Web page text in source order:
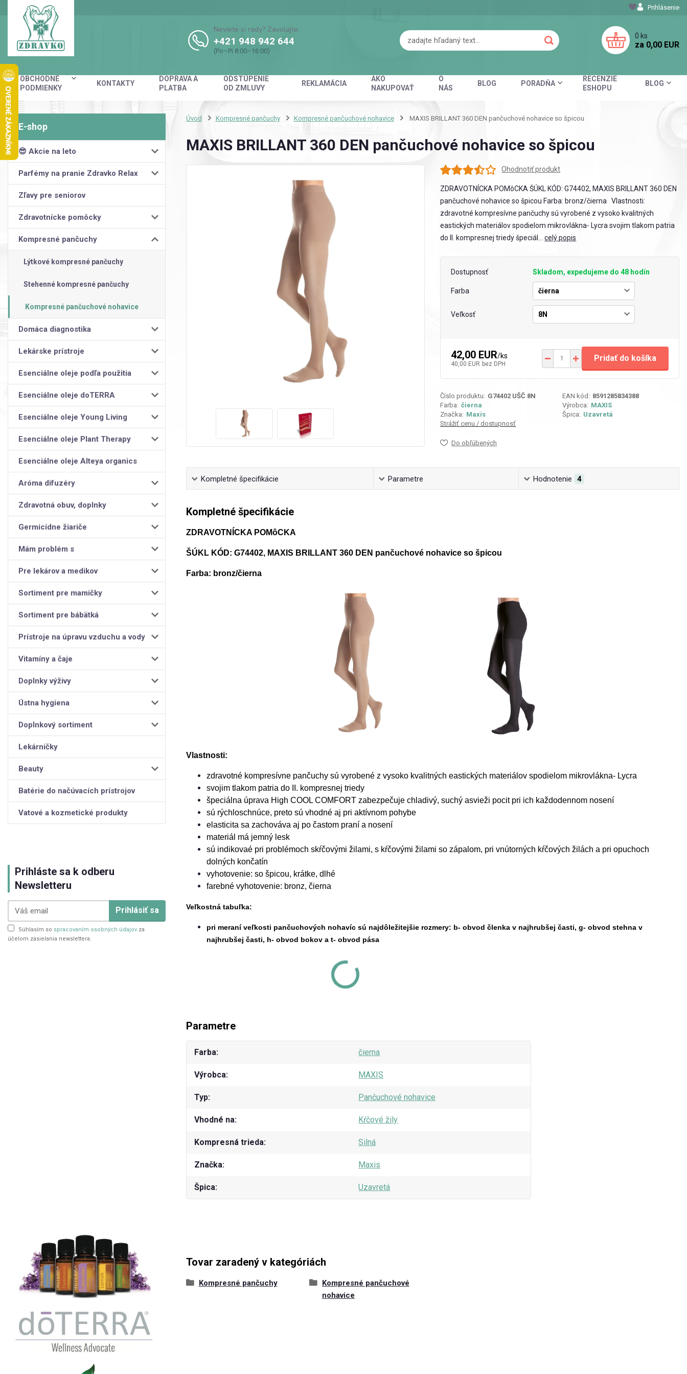
OBCHODNÉ
PODMIENKY
KONTAKTY
DOPRAVA A
PLATBA
ODSTÚPENIE
OD ZMLUVY
REKLAMÁCIA
AKO
NAKUPOVAŤ
O
NÁS
BLOG PORADŇA
RECENZIE
ESHOPU
BLOG
Prihlásenie
Neviete si rady? Zavolajte.
+421 948 942 644
(Po–Pi 8:00–16:00)
0 ks
za 0,00 EUR
😎 Akcie na leto
Parfémy na pranie Zdravko Relax
Zľavy pre seniorov
Zdravotnícke pomôcky
Kompresné pančuchy
Lýtkové kompresné pančuchy
Stehenné kompresné pančuchy
Kompresné pančuchové nohavice
Domáca diagnostika
Lekárske prístroje
Esenciálne oleje podľa použitia
Esenciálne oleje doTERRA
Esenciálne oleje Young Living
Esenciálne oleje Plant Therapy
Esenciálne oleje Alteya organics
Aróma difuzéry
Zdravotná obuv, doplnky
Germicídne žiariče
Mám problém s
Pre lekárov a medikov
Sortiment pre mamičky
Sortiment pre bábätká
Prístroje na úpravu vzduchu a vody
Vitamíny a čaje
Doplnky výživy
Ústna hygiena
Doplnkový sortiment
Lekárničky
Beauty
Batérie do načúvacích prístrojov
Vatové a kozmetické produkty
Prihláste sa k odberu
Newsletteru
Prihlásiť sa
Súhlasím so spracovaním osobných údajov za
účelom zasielania newslettera.
Úvod Kompresné pančuchy Kompresné pančuchové nohavice MAXIS BRILLANT 360 DEN pančuchové nohavice so špicou
MAXIS BRILLANT 360 DEN pančuchové nohavice so špicou
Ohodnotiť produkt
ZDRAVOTNÍCKA POMôCKA ŠÚKL KÓD: G74402, MAXIS BRILLANT 360 DEN
pančuchové nohavice so špicou Farba: bronz/čierna Vlastnosti:
zdravotné kompresívne pančuchy sú vyrobené z vysoko kvalitných
eastických materiálov spodielom mikrovlákna- Lycra svojim tlakom patria
do II. kompresnej triedy špeciál...celý popis
Dostupnosť Skladom, expedujeme do 48 hodín
Farba
Veľkosť
42,00 EUR/ks
40,00 EUR bez DPH
Pridať do košíka
Číslo produktu: G74402 UŠČ 8N EAN kód: 8591285834388
Farba: čierna Výrobca: MAXIS
Značka: Maxis Špica: Uzavretá
Strážiť cenu / dostupnosť
Do obľúbených
Kompletné špecifikácie Parametre Hodnotenie 4
Kompletné špecifikácie
ZDRAVOTNÍCKA POMôCKA
ŠÚKL KÓD: G74402, MAXIS BRILLANT 360 DEN pančuchové nohavice so špicou
Farba: bronz/čierna
Vlastnosti:
zdravotné kompresívne pančuchy sú vyrobené z vysoko kvalitných eastických materiálov spodielom mikrovlákna- Lycra
svojim tlakom patria do II. kompresnej triedy
špeciálna úprava High COOL COMFORT zabezpečuje chladivý, suchý asvieži pocit pri ich každodennom nosení
sú rýchloschnúce, preto sú vhodné aj pri aktívnom pohybe
elasticita sa zachováva aj po častom praní a nosení
materiál má jemný lesk
sú indikovaé pri problémoch skŕčovými žilami, s kŕčovými žilami so zápalom, pri vnútorných kŕčových žilách a pri opuchoch
dolných končatín
vyhotovenie: so špicou, krátke, dlhé
farebné vyhotovenie: bronz, čierna
Veľkostná tabuľka:
pri meraní veľkosti pančuchových nohavíc sú najdôležitejšie rozmery: b- obvod členka v najhrubšej časti, g- obvod stehna v
najhrubšej časti, h- obvod bokov a t- obvod pása
Parametre
Farba čierna
Výrobca MAXIS
Typ Pančuchové nohavice
Vhodné na Kŕčové žily
Kompresná trieda Silná
Značka Maxis
Špica Uzavretá
Tovar zaradený v kategóriách
Kompresné pančuchy
Kompresné pančuchové
nohavice